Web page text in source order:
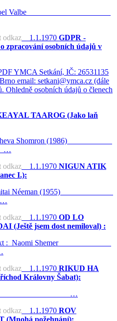
Yoel Valbe
odkaz 1.1.1970 GDPR -
zpracování osobních údajů v
YMCA Setkání, IČ: 26531135
email: setkani@ymca.cz (dále
Ohledně osobních údajů o členech
TAAROG (Jako laň
Shomron (1986)
odkaz 1.1.1970 NIGUN ATIK
I.):
Néeman (1955)
odkaz 1.1.1970 OD LO
(Ještě jsem dost nemiloval) :
text : Naomi Shemer
odkaz 1.1.1970 RIKUD HA
Královny Šabat):
odkaz 1.1.1970 ROV
(Mnohá požehnání):